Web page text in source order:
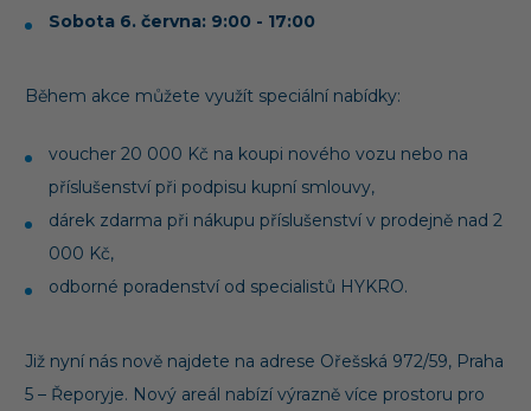
Sobota 6. června: 9:00 - 17:00
Během akce můžete využít speciální nabídky:
voucher 20 000 Kč na koupi nového vozu nebo na
příslušenství při podpisu kupní smlouvy,
dárek zdarma při nákupu příslušenství v prodejně nad 2
000 Kč,
odborné poradenství od specialistů HYKRO.
Již nyní nás nově najdete na adrese Ořešská 972/59, Praha
5 – Řeporyje. Nový areál nabízí výrazně více prostoru pro